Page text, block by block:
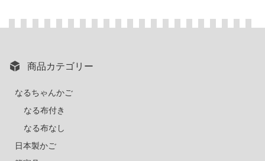
商品カテゴリー
なるちゃんかご
なる布付き
なる布なし
日本製かご